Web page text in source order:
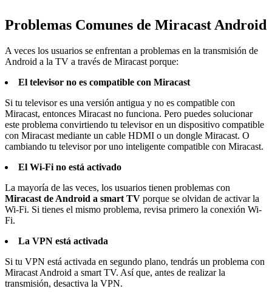
Problemas Comunes de Miracast Android
A veces los usuarios se enfrentan a problemas en la transmisión de
Android a la TV a través de Miracast porque:
El televisor no es compatible con Miracast
Si tu televisor es una versión antigua y no es compatible con
Miracast, entonces Miracast no funciona. Pero puedes solucionar
este problema convirtiendo tu televisor en un dispositivo compatible
con Miracast mediante un cable HDMI o un dongle Miracast. O
cambiando tu televisor por uno inteligente compatible con Miracast.
El Wi-Fi no está activado
La mayoría de las veces, los usuarios tienen problemas con
Miracast de Android a smart TV porque se olvidan de activar la
Wi-Fi. Si tienes el mismo problema, revisa primero la conexión Wi-
Fi.
La VPN está activada
Si tu VPN está activada en segundo plano, tendrás un problema con
Miracast Android a smart TV. Así que, antes de realizar la
transmisión, desactiva la VPN.